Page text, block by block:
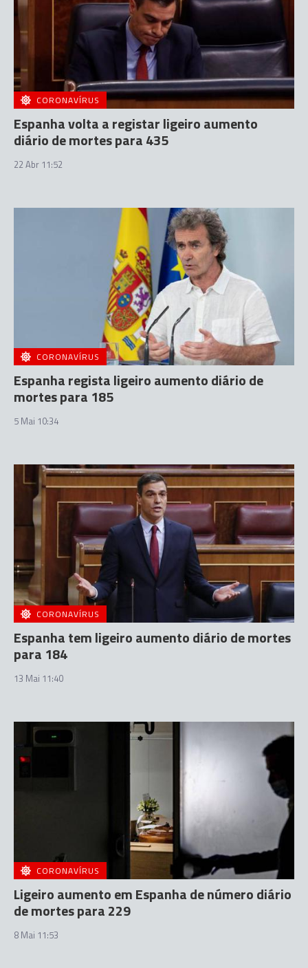
CORONAVÍRUS
Espanha volta a registar ligeiro aumento
diário de mortes para 435
22 Abr 11:52
CORONAVÍRUS
Espanha regista ligeiro aumento diário de
mortes para 185
5 Mai 10:34
CORONAVÍRUS
Espanha tem ligeiro aumento diário de mortes
para 184
13 Mai 11:40
CORONAVÍRUS
Ligeiro aumento em Espanha de número diário
de mortes para 229
8 Mai 11:53